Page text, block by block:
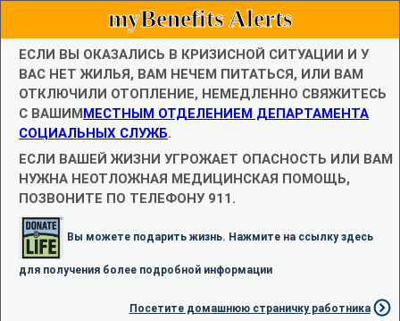
myBenefits Alerts
ЕСЛИ ВЫ ОКАЗАЛИСЬ В КРИЗИСНОЙ СИТУАЦИИ И У
ВАС НЕТ ЖИЛЬЯ, ВАМ НЕЧЕМ ПИТАТЬСЯ, ИЛИ ВАМ
ОТКЛЮЧИЛИ ОТОПЛЕНИЕ, НЕМЕДЛЕННО СВЯЖИТЕСЬ
С ВАШИММЕСТНЫМ ОТДЕЛЕНИЕМ ДЕПАРТАМЕНТА
СОЦИАЛЬНЫХ СЛУЖБ.
ЕСЛИ ВАШЕЙ ЖИЗНИ УГРОЖАЕТ ОПАСНОСТЬ ИЛИ ВАМ
НУЖНА НЕОТЛОЖНАЯ МЕДИЦИНСКАЯ ПОМОЩЬ,
ПОЗВОНИТЕ ПО ТЕЛЕФОНУ 911.
Вы можете подарить жизнь. Нажмите на ссылку здесь
для получения более подробной информации
Посетите домашнюю страничку работника